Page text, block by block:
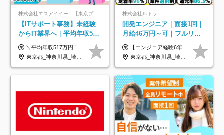
株式会社エスアイイー 【東京プロマーケット上場】
【ITサポート事務】未経験
からIT業界へ｜平均年収517
万円｜ホワイト企業認定｜
年休134日｜リモートOK
＼平均年収517万円！入社5年目まで毎年必ず昇給／ ■賞与年3回 ■年収800万円以上も可 ■入社3年以上の平均年収469.2万円 月給23万2000円以上＋賞与年3回＋各種手当 ☆入社5年目まで最大1万5000円の定期昇給を確約 ┃各種手当充実 ・規定の資格を取得すれば、2000円～5万円を毎月支給（2万4000円～60万円／年） ・研修中に取得した取得率95％の資格でも研修後の給料UP ※月給は年齢・経験・能力を考慮して、優遇いたします ※上記月給金額は固定残業代（20時間/3万1300円円以上）を含み、超過分は別途支給いたします ※試用期間（6ヶ月）は月給に変動はありますが、その他待遇に差異はありません ├入社後1ヶ月～3ヶ月間は、月給20万1900円となります └上記金額は固定残業代（10時間／1万6000円）を含み、超過分は別途支給いたします
東京都_神奈川県_埼玉県_千葉県_大阪府_愛知県_北海道_青森県_岩手県_宮城県_秋田県_山形県_福島県_茨城県_栃木県_群馬県_新潟県_山梨県_長野県_富山県_石川県_福井県_静岡県_岐阜県_三重県_兵庫県_京都府_滋賀県_奈良県_和歌山県_広島県_岡山県_鳥取県_島根県_山口県_徳島県_香川県_愛媛県_高知県_福岡県_熊本県_佐賀県_長崎県_大分県_宮崎県_鹿児島県_沖縄県
株式会社ルトラ
開発エンジニア｜面接1回｜
月給46万円～可｜フルリモ
ートも可｜案件選択制｜定
着率96％以上｜副業OK｜住
宅手当
【エンジニア経験6年以上の方】 月給46万円～100万円（固定残業代含む） ※上記月給には月30時間分の固定残業代（月8万7,400円～月19万円）を含む。超過分は全額支給。 【エンジニア経験4年以上の方】 月給42万円～100万円（固定残業代含む） ※上記月給には月30時間分の固定残業代（月7万9,800円～月19万円）を含む。超過分は全額支給。 【エンジニア経験4年未満の方】 月給38万円～100万円（固定残業代含む） ※上記月給には月30時間分の固定残業代（月7万2,200円～月19万円）を含む。超過分は全額支給。 ※経験、スキル、前職給与などを踏まえて決定。 ◆ルトラの給与制度のポイント！◆ ・社員の95%が入社時に年収UP！最高で300万円UPの実績も ・平均還元率86.3%（交通費・住宅手当・会社負担分の社保も含む） ・人柄やポテンシャルを評価し、スキル以上の希望年収を提示することも ・退職金制度やリファラル手当（平均50万円）あり
東京都_神奈川県_埼玉県_千葉県_大阪府_愛知県_北海道_青森県_岩手県_宮城県_秋田県_山形県_福島県_茨城県_栃木県_群馬県_新潟県_山梨県_長野県_富山県_石川県_福井県_静岡県_岐阜県_三重県_兵庫県_京都府_滋賀県_奈良県_和歌山県_広島県_岡山県_鳥取県_島根県_山口県_徳島県_香川県_愛媛県_高知県_福岡県_熊本県_佐賀県_長崎県_大分県_宮崎県_鹿児島県_沖縄県